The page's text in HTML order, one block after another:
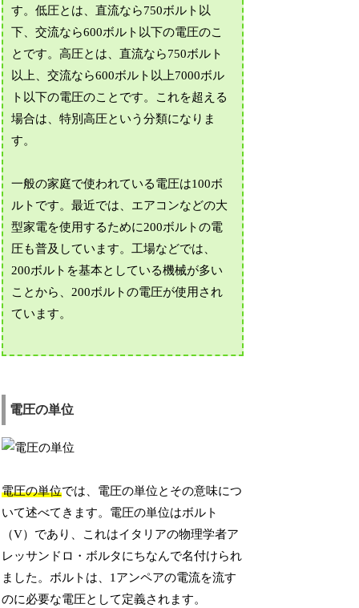
す。低圧とは、直流なら750ボルト以
下、交流なら600ボルト以下の電圧のこ
とです。高圧とは、直流なら750ボルト
以上、交流なら600ボルト以上7000ボル
ト以下の電圧のことです。これを超える
場合は、特別高圧という分類になりま
す。
一般の家庭で使われている電圧は100ボ
ルトです。最近では、エアコンなどの大
型家電を使用するために200ボルトの電
圧も普及しています。工場などでは、
200ボルトを基本としている機械が多い
ことから、200ボルトの電圧が使用され
ています。
電圧の単位
電圧の単位では、電圧の単位とその意味につ
いて述べてきます。電圧の単位はボルト
（V）であり、これはイタリアの物理学者ア
レッサンドロ・ボルタにちなんで名付けられ
ました。ボルトは、1アンペアの電流を流す
のに必要な電圧として定義されます。